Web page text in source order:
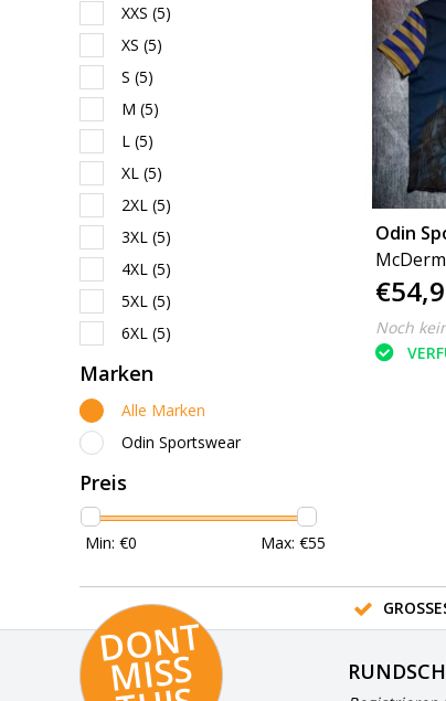
XXS (5)
XS (5)
S (5)
M (5)
L (5)
XL (5)
2XL (5)
3XL (5)
4XL (5)
5XL (5)
6XL (5)
Marken
Alle Marken
Odin Sportswear
Preis
Min: €0 Max: €55
Odin
Noch
D
O
N
T
MI
S
S
T
HI